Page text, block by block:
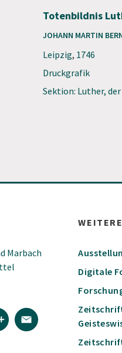
Totenbildnis
JOHANN MARTIN
Leipzig, 1746
Druckgrafik
Sektion: Luther,
Marbach
Digitale